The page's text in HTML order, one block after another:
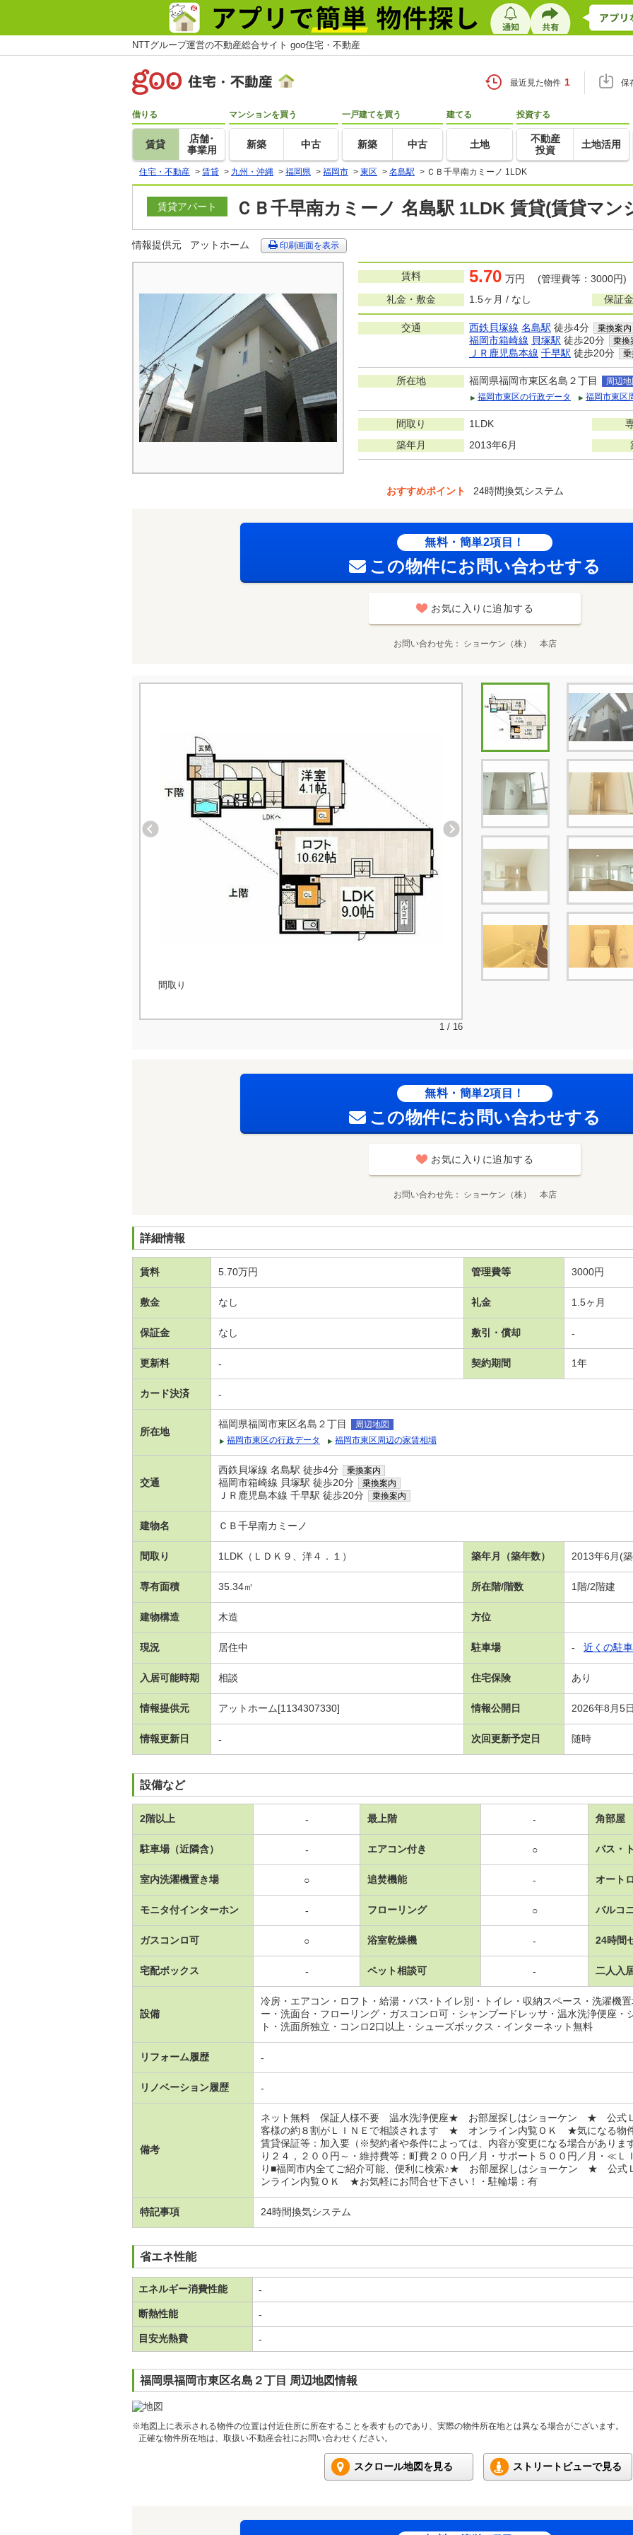
NTTグループ運営の不動産総合サイト goo住宅・不動産
最近見た物件 1 保
借りる
賃貸
店舗･
事業用
マンションを買う
新築 中古
一戸建てを買う
新築 中古
建てる
土地
投資する
不動産
投資
土地活用
住宅・不動産 > 賃貸 > 九州・沖縄 > 福岡県 > 福岡市 > 東区 > 名島駅 > ＣＢ千早南カミーノ 1LDK
賃貸アパート ＣＢ千早南カミーノ 名島駅 1LDK 賃貸(賃貸マン
情報提供元 アットホーム 印刷画面を表示
賃料 5.70 万円 (管理費等：3000円)
礼金・敷金
1.5ヶ月 / なし 保証
交通 西鉄貝塚線 名島駅 徒歩4分 乗換案内
福岡市箱崎線 貝塚駅 徒歩20分 乗換
ＪＲ鹿児島本線 千早駅 徒歩20分 乗
所在地 福岡県福岡市東区名島２丁目
周辺地
福岡市東区の行政データ
福岡市東区
間取り 1LDK
築年月 2013年6月
おすすめポイント 24時間換気システム
無料・簡単2項目！
この物件にお問い合わせする
お気に入りに追加する
お問い合わせ先 ショーケン（株） 本店
間取り
1 / 16
無料・簡単2項目！
この物件にお問い合わせする
お気に入りに追加する
お問い合わせ先 ショーケン（株） 本店
詳細情報
賃料 5.70万円 管理費等 3000円
敷金 なし 礼金 1.5ヶ月
保証金 なし 敷引・償却 -
更新料 - 契約期間 1年
カード決済 -
所在地
福岡県福岡市東区名島２丁目
周辺地図
福岡市東区の行政データ
福岡市東区周辺の家賃相場
交通
西鉄貝塚線 名島駅 徒歩4分 乗換案内
福岡市箱崎線 貝塚駅 徒歩20分 乗換案内
ＪＲ鹿児島本線 千早駅 徒歩20分 乗換案内
建物名 ＣＢ千早南カミーノ
間取り 1LDK（ＬＤＫ９、洋４．１） 築年月（築年数） 2013年6月(
専有面積 35.34㎡ 所在階/階数 1階/2階建
建物構造 木造 方位
現況 居住中 駐車場 - 近くの駐
入居可能時期 相談 住宅保険 あり
情報提供元 アットホーム[1134307330] 情報公開日 2026年8月5日
情報更新日 - 次回更新予定日 随時
設備など
2階以上 - 最上階 - 角部屋
駐車場（近隣含） - エアコン付き ○ バス・
室内洗濯機置き場 ○ 追焚機能 - オート
モニタ付インターホン - フローリング ○ バルコ
ガスコンロ可 ○ 浴室乾燥機 - 24時間
宅配ボックス - ペット相談可 - 二人入
設備
冷房・エアコン・ロフト・給湯・バス･トイレ別・トイレ・収納スペース・洗濯機
ー・洗面台・フローリング・ガスコンロ可・シャンプードレッサ・温水洗浄便座・
ト・洗面所独立・コンロ2口以上・シューズボックス・インターネット無料
リフォーム履歴 -
リノベーション履歴 -
備考
ネット無料 保証人様不要 温水洗浄便座★ お部屋探しはショーケン ★ 公式
客様の約８割がＬＩＮＥで相談されます ★ オンライン内覧ＯＫ ★気になる物
賃貸保証等：加入要（※契約者や条件によっては、内容が変更になる場合がありま
り２４，２００円～・維持費等：町費２００円／月・サポート５００円／月・≪
り■福岡市内全てご紹介可能、便利に検索♪★ お部屋探しはショーケン ★ 公
ンライン内覧ＯＫ ★お気軽にお問合せ下さい！・駐輪場：有
特記事項 24時間換気システム
省エネ性能
エネルギー消費性能 -
断熱性能 -
目安光熱費 -
福岡県福岡市東区名島２丁目 周辺地図情報
※地図上に表示される物件の位置は付近住所に所在することを表すものであり、実際の物件所在地とは異なる場合がございます。
正確な物件所在地は、取扱い不動産会社にお問い合わせください。
スクロール地図を見る ストリートビューで見る